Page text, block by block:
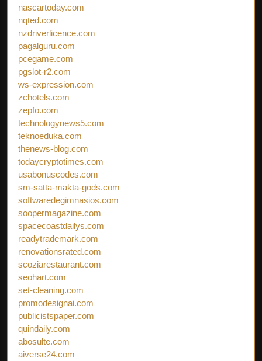
nascartoday.com
nqted.com
nzdriverlicence.com
pagalguru.com
pcegame.com
pgslot-r2.com
ws-expression.com
zchotels.com
zepfo.com
technologynews5.com
teknoeduka.com
thenews-blog.com
todaycryptotimes.com
usabonuscodes.com
sm-satta-makta-gods.com
softwaredegimnasios.com
soopermagazine.com
spacecoastdailys.com
readytrademark.com
renovationsrated.com
scoziarestaurant.com
seohart.com
set-cleaning.com
promodesignai.com
publicistspaper.com
quindaily.com
abosulte.com
aiverse24.com